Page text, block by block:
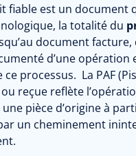
fiable est un
la totalité du
document
d’une
processus. La PAF
reçue reflète
pièce d’origine à
un cheminement